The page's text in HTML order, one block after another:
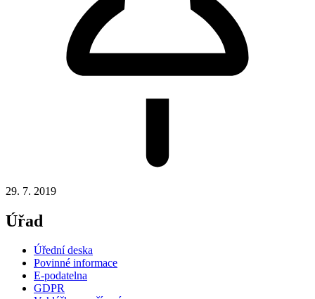
29. 7. 2019
Úřad
Úřední deska
Povinné informace
E-podatelna
GDPR